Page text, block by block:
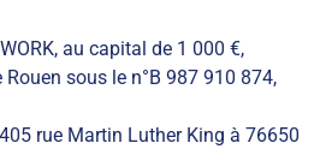
au capital de 1 000 €,
sous le n°B 987 910 874,
rue Martin Luther King à 76650